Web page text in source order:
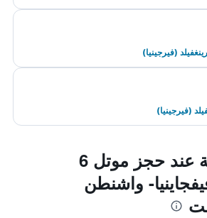
(فيرجينيا)
(فيرجينيا)
الأسئلة الشائعة عند حجز موتل 6
واشنطن